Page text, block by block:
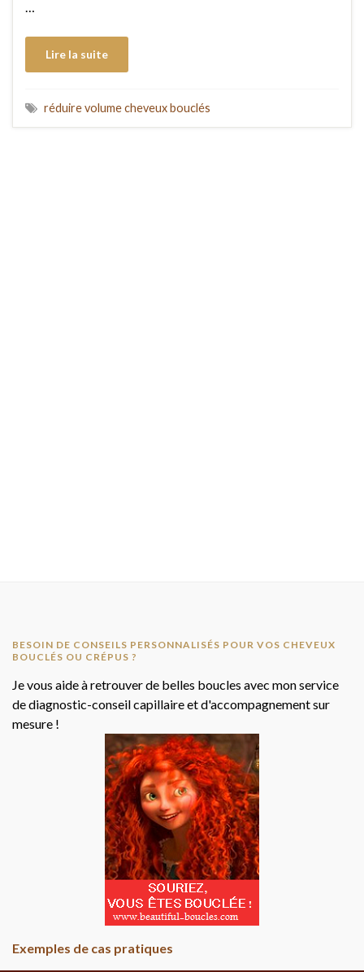
…
Lire la suite
réduire volume cheveux bouclés
BESOIN DE CONSEILS PERSONNALISÉS POUR VOS CHEVEUX
BOUCLÉS OU CRÉPUS ?
Je vous aide à retrouver de belles boucles avec mon service
de diagnostic-conseil capillaire et d'accompagnement sur
mesure !
Exemples de cas pratiques